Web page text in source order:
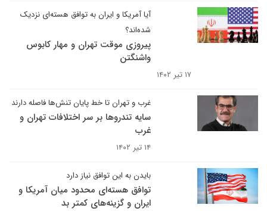
آیا آمریکا و ایران به توافق هسته‌ای نزدیک
شده‌اند؟
پیروزی موقت تهران و مهار کابوس
واشنگتن
۱۷ تیر ۱۴۰۲
غرب و تهران تا خط پایان تنش‌ها فاصله دارند
سایه تندروها بر سر اختلافات تهران و
غرب
۱۴ تیر ۱۴۰۲
بایدن به این توافق نیاز دارد
توافق هسته‌ای محدود میان آمریکا و
ایران و گزینه‌های کمتر بد